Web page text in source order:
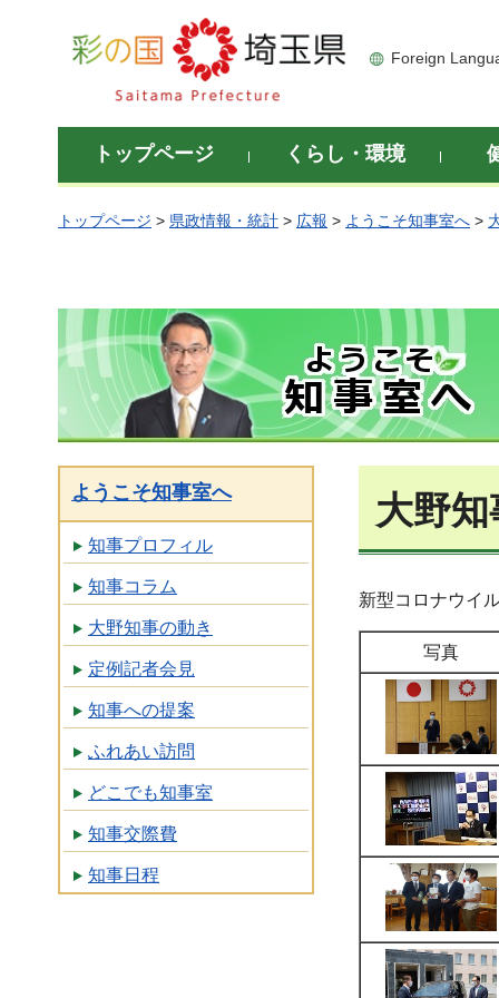
彩の国 埼玉県
Foreign
トップページ くらし・環境
トップページ > 県政情報・統計 > 広報 > ようこそ知事室へ >
ようこそ知事室へ
知事プロフィル
知事コラム
大野知事の動き
定例記者会見
知事への提案
ふれあい訪問
どこでも知事室
知事交際費
知事日程
大野
新型コロナウイ
写真